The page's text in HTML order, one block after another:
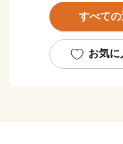
色であるリアス式海岸で
恵まれ、吉野熊野国立公
黒潮の恵みを受けて、
すべて
お気に